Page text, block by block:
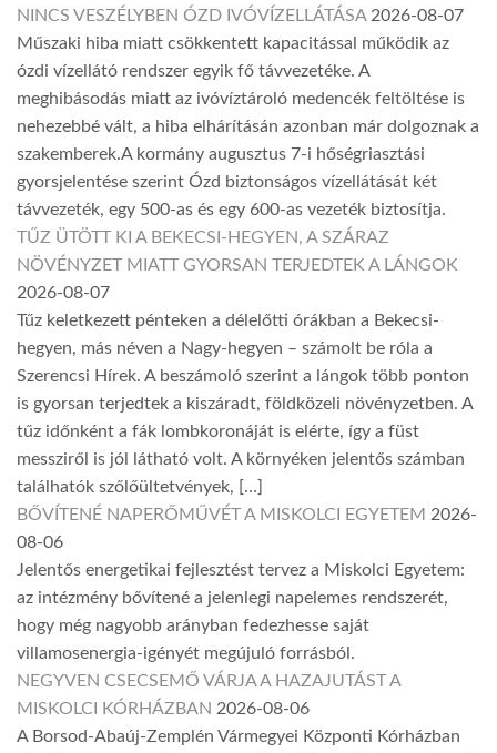
NINCS VESZÉLYBEN ÓZD IVÓVÍZELLÁTÁSA 2026-08-07
Műszaki hiba miatt csökkentett kapacitással működik az
ózdi vízellátó rendszer egyik fő távvezetéke. A
meghibásodás miatt az ivóvíztároló medencék feltöltése is
nehezebbé vált, a hiba elhárításán azonban már dolgoznak a
szakemberek.A kormány augusztus 7-i hőségriasztási
gyorsjelentése szerint Ózd biztonságos vízellátását két
távvezeték, egy 500-as és egy 600-as vezeték biztosítja.
TŰZ ÜTÖTT KI A BEKECSI-HEGYEN, A SZÁRAZ
NÖVÉNYZET MIATT GYORSAN TERJEDTEK A LÁNGOK
2026-08-07
Tűz keletkezett pénteken a délelőtti órákban a Bekecsi-
hegyen, más néven a Nagy-hegyen – számolt be róla a
Szerencsi Hírek. A beszámoló szerint a lángok több ponton
is gyorsan terjedtek a kiszáradt, földközeli növényzetben. A
tűz időnként a fák lombkoronáját is elérte, így a füst
messziről is jól látható volt. A környéken jelentős számban
találhatók szőlőültetvények, […]
BŐVÍTENÉ NAPERŐMŰVÉT A MISKOLCI EGYETEM 2026-
08-06
Jelentős energetikai fejlesztést tervez a Miskolci Egyetem:
az intézmény bővítené a jelenlegi napelemes rendszerét,
hogy még nagyobb arányban fedezhesse saját
villamosenergia-igényét megújuló forrásból.
NEGYVEN CSECSEMŐ VÁRJA A HAZAJUTÁST A
MISKOLCI KÓRHÁZBAN 2026-08-06
A Borsod-Abaúj-Zemplén Vármegyei Központi Kórházban